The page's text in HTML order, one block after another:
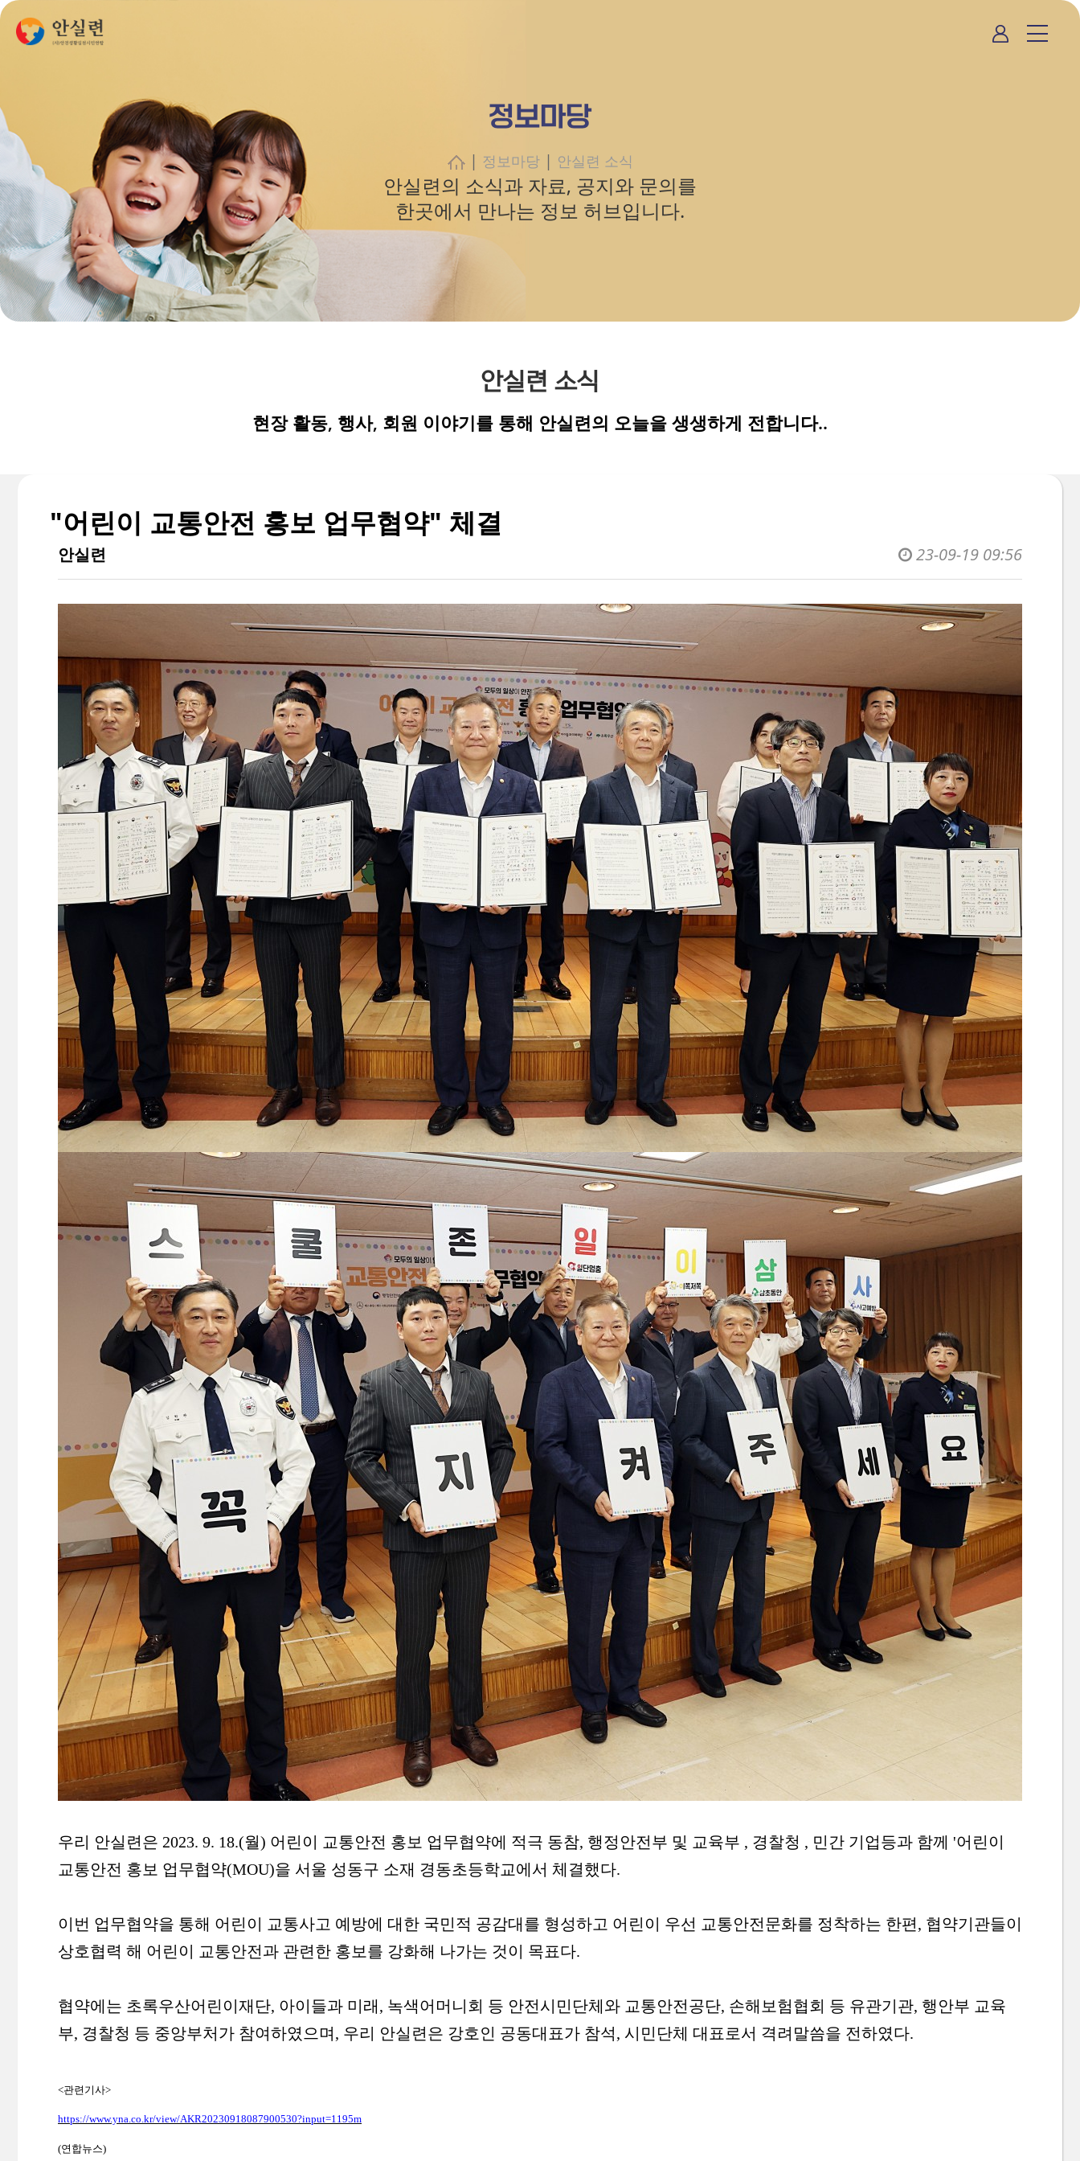
정보마당
| 정보마당| 안실련 소식
안실련의 소식과 자료, 공지와 문의를
한곳에서 만나는 정보 허브입니다.
안실련 소식
현장 활동, 행사, 회원 이야기를 통해 안실련의 오늘을 생생하게 전합니다..
"어린이 교통안전 홍보 업무협약" 체결
안실련 23-09-19 09:56
우리 안실련은 2023. 9. 18.(월) 어린이 교통안전 홍보 업무협약에 적극 동참, 행정안전부 및 교육부 , 경찰청 , 민간 기업등과 함께 '어린이
교통안전 홍보 업무협약(MOU)을 서울 성동구 소재 경동초등학교에서 체결했다.
이번 업무협약을 통해 어린이 교통사고 예방에 대한 국민적 공감대를 형성하고 어린이 우선 교통안전문화를 정착하는 한편, 협약기관들이
상호협력 해 어린이 교통안전과 관련한 홍보를 강화해 나가는 것이 목표다.
협약에는 초록우산어린이재단, 아이들과 미래, 녹색어머니회 등 안전시민단체와 교통안전공단, 손해보험협회 등 유관기관, 행안부 교육
부, 경찰청 등 중앙부처가 참여하였으며, 우리 안실련은 강호인 공동대표가 참석, 시민단체 대표로서 격려말씀을 전하였다.
<관련기사>
https://www.yna.co.kr/view/AKR20230918087900530?input=1195m
(연합뉴스)